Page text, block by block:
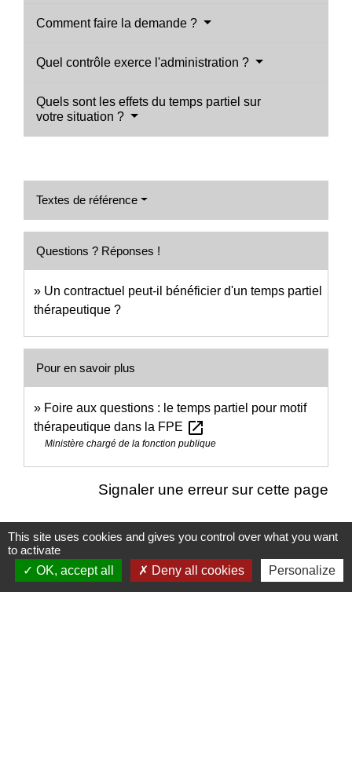
Comment faire la demande ?
Quel contrôle exerce l'administration ?
Quels sont les effets du temps partiel sur
votre situation ?
Textes de référence
Questions ? Réponses !
Un contractuel peut-il bénéficier d'un temps partiel
thérapeutique ?
Pour en savoir plus
Foire aux questions : le temps partiel pour motif
thérapeutique dans la FPE open_in_new
Ministère chargé de la fonction publique
Signaler une erreur sur cette page
Nous contacter
This site uses cookies and gives you control over what you want
to activate
OK, accept all
Deny all cookies Personalize